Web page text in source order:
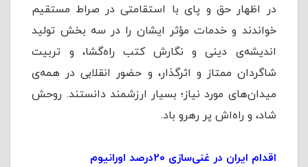
در اظهار حق و پای با استقامتی در صراط مستقیم
خواندند و خدمات مؤثر ایشان را در سه بخش تولید
اندیشه‌ی دینی و نگارش کتب راه‌گشا، و تربیت
شاگردان ممتاز و اثرگذار، و حضور انقلابی در همه‌ی
میدانهای مورد نیاز؛ بسیار ارزشمند دانستند. روحش
شاد، و راه‌اش پر رهرو باد.
اقدام ایران در غنی‌سازی ۲۰درصد اورانیوم‌